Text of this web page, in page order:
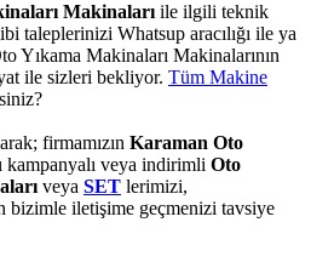
Makinalarıile ilgili teknik
taleplerinizi Whatsup aracılığı ile ya
Yıkama Makinaları Makinalarının
ile sizleri bekliyor. Tüm Makine
firmamızın Karaman Oto
kampanyalı veya indirimli Oto
veya SET lerimizi,
bizimle iletişime geçmenizi tavsiye